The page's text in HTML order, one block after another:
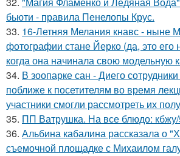
бьюти - правила Пенелопы Крус.
33. 16-Летняя Мелания кнавс - ныне
фотографии стане Йерко (да, это его
когда она начинала свою модельную
34. В зоопарке сан - Диего
поближе к посетителям во время
участники смогли рассмотреть их
35. ПП Ватрушка. На все блюдо:
36. Альбина кабалина рассказала о
съемочной площадке с Михаилом